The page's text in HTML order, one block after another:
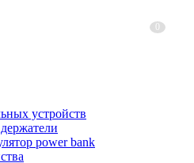
устройств
power bank